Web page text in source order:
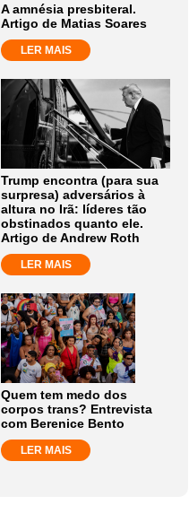
A amnésia presbiteral.
Artigo de Matias Soares
LER MAIS
Trump encontra (para sua
surpresa) adversários à
altura no Irã: líderes tão
obstinados quanto ele.
Artigo de Andrew Roth
LER MAIS
Quem tem medo dos
corpos trans? Entrevista
com Berenice Bento
LER MAIS